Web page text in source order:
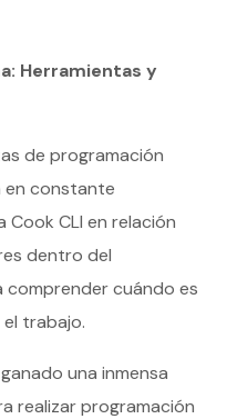
Herramientas y
de programación
en constante
Cook CLI en relación
dentro del
cuándo es
trabajo.
una inmensa
realizar programación